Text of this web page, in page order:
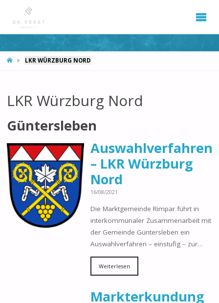
STARTLKR WÜRZBURG NORD
LKR Würzburg Nord
Güntersleben
Auswahlverfahren
– LKR Würzburg
Nord
16/08/2021
Die Marktgemeinde Rimpar führt in
interkommunaler Zusammenarbeit mit
der Gemeinde Güntersleben ein
Auswahlverfahren – einstufig – zur…
Weiterlesen
Markterkundung